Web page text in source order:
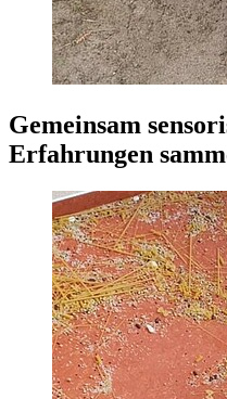
Gemeinsam
Erfahrungen